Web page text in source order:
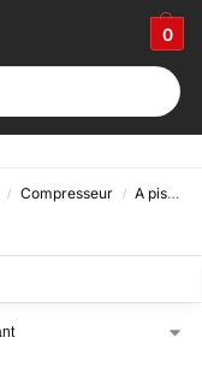
0
/ Compresseur / A piston